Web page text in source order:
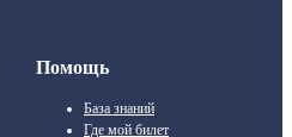
Помощь
База знаний
Где мой билет